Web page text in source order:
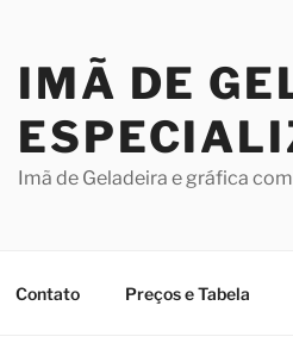
IMÃ DE
Imã de Geladeira e gráfica
Contato Preços e Tabela